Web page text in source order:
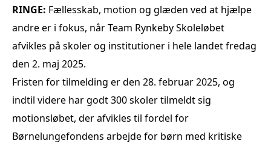
RINGE: Fællesskab, motion og glæden ved at hjælpe
andre er i fokus, når Team Rynkeby Skoleløbet
afvikles på skoler og institutioner i hele landet fredag
den 2. maj 2025.
Fristen fortilmelding er den 28. februar 2025, og
indtil videre har godt 300 skoler tilmeldt sig
motionsløbet, der afvikles til fordel for
Børnelungefondens arbejde for børn med kritiske